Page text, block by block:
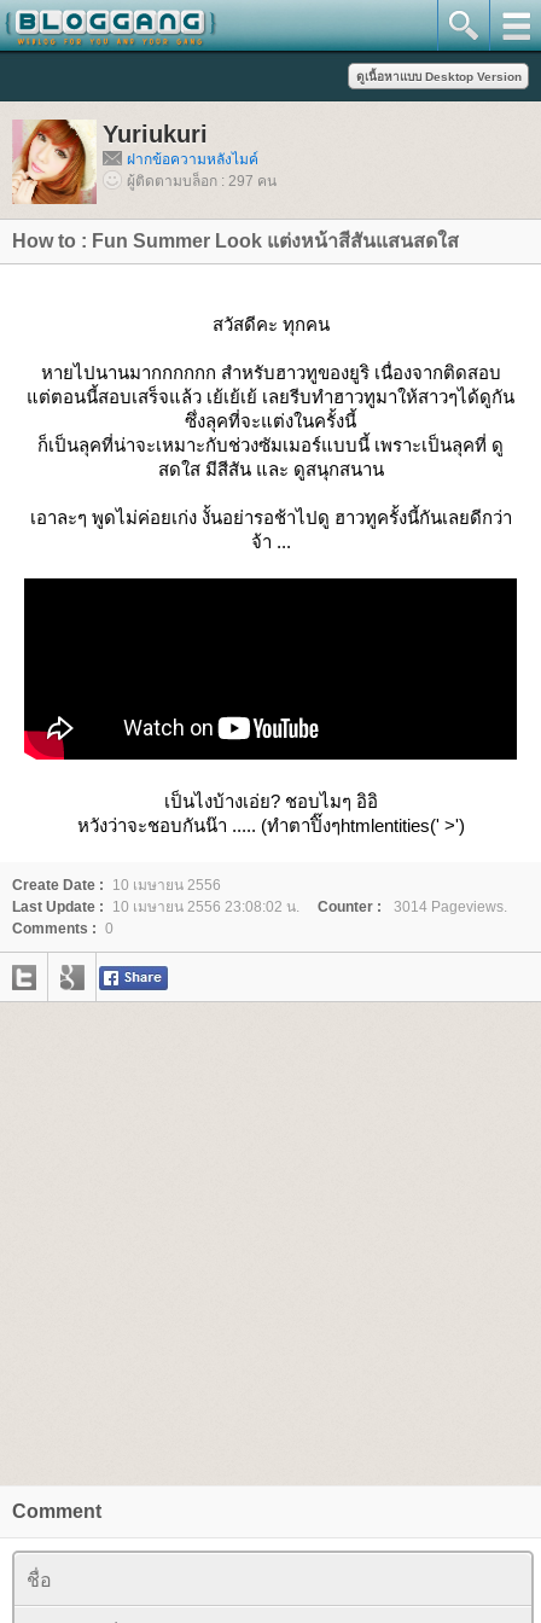
Yuriukuri
ฝากข้อความหลังไมค์
ผู้ติดตามบล็อก : 297 คน
How to : Fun Summer Look แต่งหน้าสีสันแสนสดใส
สวัสดีคะ ทุกคน
หายไปนานมากกกกกก สำหรับฮาวทูของยูริ เนื่องจากติดสอบ
ต่ตอนนี้สอบเสร็จแล้ว เย้เย้เย้ เลยรีบทำฮาวทูมาให้สาวๆได้ดูกัน
ซึ่งลุคที่จะแต่งในครั้งนี้
ก็เป็นลุคที่น่าจะเหมาะกับช่วงซัมเมอร์แบบนี้ เพราะเป็นลุคที่ ดู
สดใส มีสีสัน และ ดูสนุกสนาน
เอาละๆ พูดไม่ค่อยเก่ง งั้นอย่ารอช้าไปดู ฮาวทูครั้งนี้กันเลยดีกว่า
จ้า ...
เป็นไงบ้างเอ่ย? ชอบไมๆ อิอิ
หวังว่าจะชอบกันน๊า ..... (ทำตาปิ๊งๆhtmlentities(' >')
Create Date :
10 เมษายน 2556
Last Update :
10 เมษายน 2556 23:08:02 น. Counter :
3014 Pageviews.
Comments : 0
Comment